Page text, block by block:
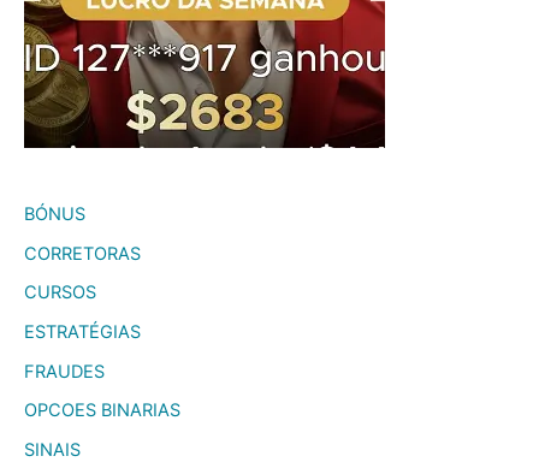
BÓNUS
CORRETORAS
CURSOS
ESTRATÉGIAS
FRAUDES
OPCOES BINARIAS
SINAIS